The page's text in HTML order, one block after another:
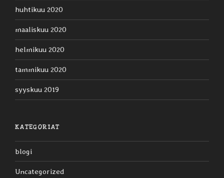
huhtikuu 2020
maaliskuu 2020
helmikuu 2020
tammikuu 2020
syyskuu 2019
KATEGORIAT
blogi
Uncategorized